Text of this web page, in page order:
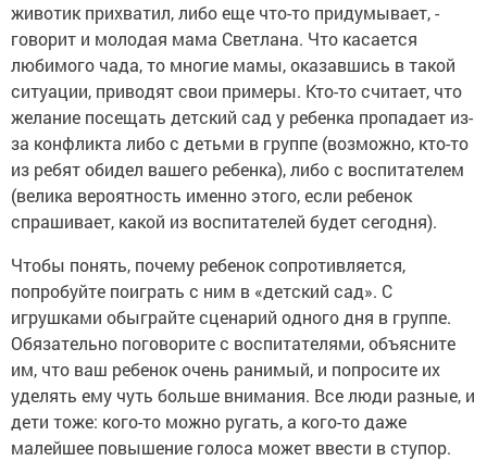
животик прихватил, либо еще что-то придумывает, -
говорит и молодая мама Светлана. Что касается
любимого чада, то многие мамы, оказавшись в такой
ситуации, приводят свои примеры. Кто-то считает, что
желание посещать детский сад у ребенка пропадает из-
за конфликта либо с детьми в группе (возможно, кто-то
из ребят обидел вашего ребенка), либо с воспитателем
(велика вероятность именно этого, если ребенок
спрашивает, какой из воспитателей будет сегодня).
Чтобы понять, почему ребенок сопротивляется,
попробуйте поиграть с ним в «детский сад». С
игрушками обыграйте сценарий одного дня в группе.
Обязательно поговорите с воспитателями, объясните
им, что ваш ребенок очень ранимый, и попросите их
уделять ему чуть больше внимания. Все люди разные, и
дети тоже: кого-то можно ругать, а кого-то даже
малейшее повышение голоса может ввести в ступор.